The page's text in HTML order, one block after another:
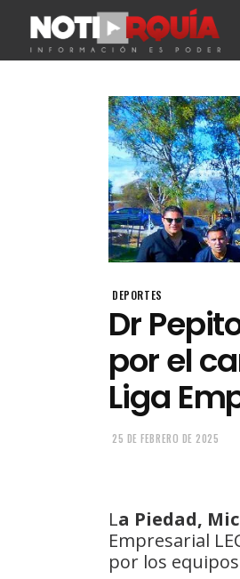
DEPORTES
Dr
por el
Liga
25 DE FEBRERO DE 2025
La Piedad,
Empresarial
por los